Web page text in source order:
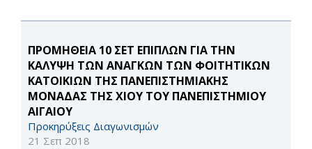
ΠΡΟΜΗΘΕΙΑ 10 ΣΕΤ ΕΠΙΠΛΩΝ ΓΙΑ ΤΗΝ
ΚΑΛΥΨΗ ΤΩΝ ΑΝΑΓΚΩΝ ΤΩΝ ΦΟΙΤΗΤΙΚΩΝ
ΚΑΤΟΙΚΙΩΝ ΤΗΣ ΠΑΝΕΠΙΣΤΗΜΙΑΚΗΣ
ΜΟΝΑΔΑΣ ΤΗΣ ΧΙΟΥ ΤΟΥ ΠΑΝΕΠΙΣΤΗΜΙΟΥ
ΑΙΓΑΙΟΥ
Προκηρύξεις Διαγωνισμών
21 Σεπ 2018